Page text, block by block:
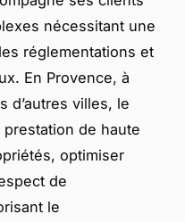
nécessitant une
réglementations et
En Provence, à
d’autres villes, le
prestation de haute
optimiser
de
le